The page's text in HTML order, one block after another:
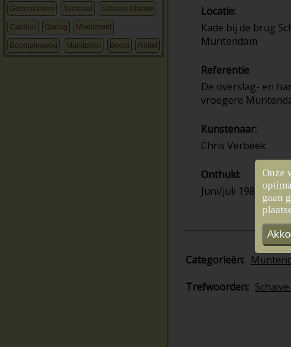
Gedenkteken Symbool Schaive Klabbe
Carillon Oorlog Monument
Boompjesweg Marktplein Beeld Relief
Locatie:
Kade bij de brug
Muntendam
Referentie
De overslag- en
vroegere
Kunstenaar:
Chris Verbeek
Onthuld:
Juni/juli 1985
Categorieën:
Trefwoorden:
Onze
gaan